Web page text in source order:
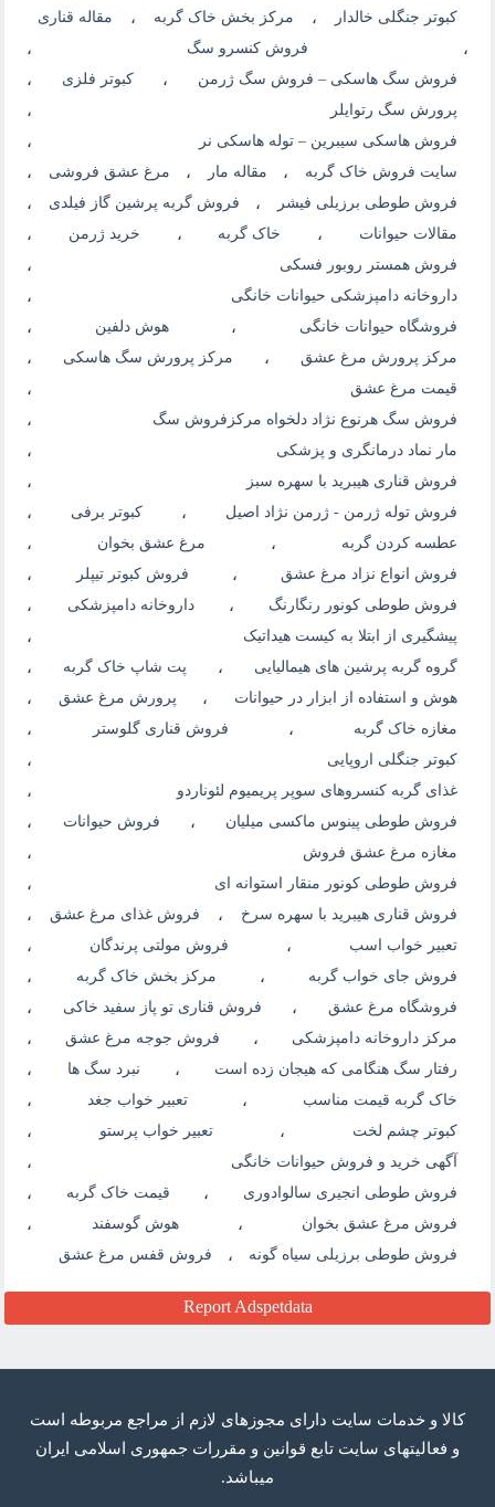
کبوتر جنگلی خالدار ، مرکز بخش خاک گربه ، مقاله قناری
، فروش کنسرو سگ ،
فروش سگ هاسکی – فروش سگ ژرمن ، کبوتر فلزی ،
پرورش سگ رتوایلر ،
فروش هاسکی سیبرین – توله هاسکی نر ،
سایت فروش خاک گربه ، مقاله مار ، مرغ عشق فروشی ،
فروش طوطی برزیلی فیشر ، فروش گربه پرشین گاز فیلدی ،
مقالات حیوانات ، خاک گربه ، خرید ژرمن ،
فروش همستر روبور فسکی ،
داروخانه دامپزشکی حیوانات خانگی ،
فروشگاه حیوانات خانگی ، هوش دلفین ،
مرکز پرورش مرغ عشق ، مرکز پرورش سگ هاسکی ،
قیمت مرغ عشق ،
فروش سگ هرنوع نژاد دلخواه مرکزفروش سگ ،
مار نماد درمانگری و پزشکی ،
فروش قناری هیبرید با سهره سبز ،
فروش توله ژرمن - ژرمن نژاد اصیل ، کبوتر برفی ،
عطسه کردن گربه ، مرغ عشق بخوان ،
فروش انواع نزاد مرغ عشق ، فروش کبوتر تیپلر ،
فروش طوطی کونور رنگارنگ ، داروخانه دامپزشکی ،
پیشگیری از ابتلا به کیست هیداتیک ،
گروه گربه پرشین های هیمالیایی ، پت شاپ خاک گربه ،
هوش و استفاده از ابزار در حیوانات ، پرورش مرغ عشق ،
مغازه خاک گربه ، فروش قناری گلوستر ،
کبوتر جنگلی اروپایی ،
غذای گربه کنسروهای سوپر پریمیوم لئوناردو ،
فروش طوطی پینوس ماکسی میلیان ، فروش حیوانات ،
مغازه مرغ عشق فروش ،
فروش طوطی کونور منقار استوانه ای ،
فروش قناری هیبرید با سهره سرخ ، فروش غذای مرغ عشق ،
تعبیر خواب اسب ، فروش مولتی پرندگان ،
فروش جای خواب گربه ، مرکز بخش خاک گربه ،
فروشگاه مرغ عشق ، فروش قناری تو پاز سفید خاکی ،
مرکز داروخانه دامپزشکی ، فروش جوجه مرغ عشق ،
رفتار سگ هنگامی که هیجان زده است ، نبرد سگ ها ،
خاک گربه قیمت مناسب ، تعبیر خواب جغد ،
کبوتر چشم لخت ، تعبیر خواب پرستو ،
آگهی خرید و فروش حیوانات خانگی ،
فروش طوطی انجیری سالوادوری ، قیمت خاک گربه ،
فروش مرغ عشق بخوان ، هوش گوسفند ،
فروش طوطی برزیلی سیاه گونه ، فروش قفس مرغ عشق
Report Adspetdata
كالا و خدمات سایت دارای مجوزهای لازم از مراجع مربوطه است
و فعاليتهای سايت تابع قوانين و مقررات جمهوری اسلامی ايران
میباشد.